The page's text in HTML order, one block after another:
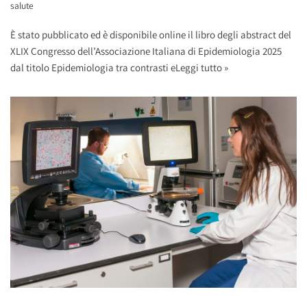
salute
È stato pubblicato ed è disponibile online il libro degli abstract del
XLIX Congresso dell’Associazione Italiana di Epidemiologia 2025
dal titolo Epidemiologia tra contrasti eLeggi tutto »